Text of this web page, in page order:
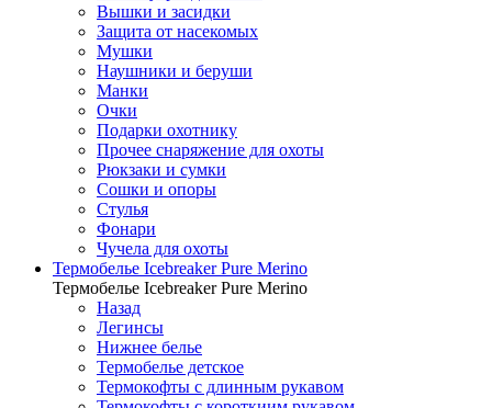
Вышки и засидки
Защита от насекомых
Мушки
Наушники и беруши
Манки
Очки
Подарки охотнику
Прочее снаряжение для охоты
Рюкзаки и сумки
Сошки и опоры
Стулья
Фонари
Чучела для охоты
Термобелье Icebreaker Pure Merino
Термобелье Icebreaker Pure Merino
Назад
Легинсы
Нижнее белье
Термобелье детское
Термокофты с длинным рукавом